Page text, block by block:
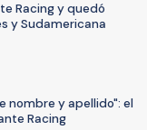
Racing y quedó
y Sudamericana
nombre y apellido": el
Racing